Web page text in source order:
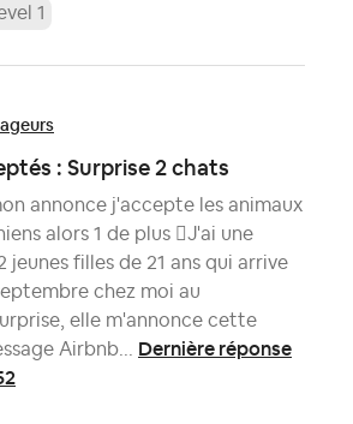
1
: Surprise 2 chats
annonce j'accepte les animaux
alors 1 de plus J'ai une
jeunes filles de 21 ans qui arrive
chez moi au
elle m'annonce cette
Airbnb... Dernière réponse